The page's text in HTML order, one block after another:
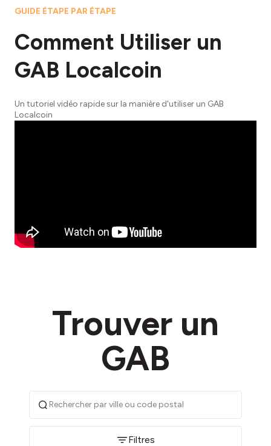
GUIDE ÉTAPE PAR ÉTAPE
Comment Utiliser un
GAB Localcoin
Un tutoriel vidéo rapide sur la manière d'utiliser un GAB
Localcoin
Trouver un
GAB
Filtres